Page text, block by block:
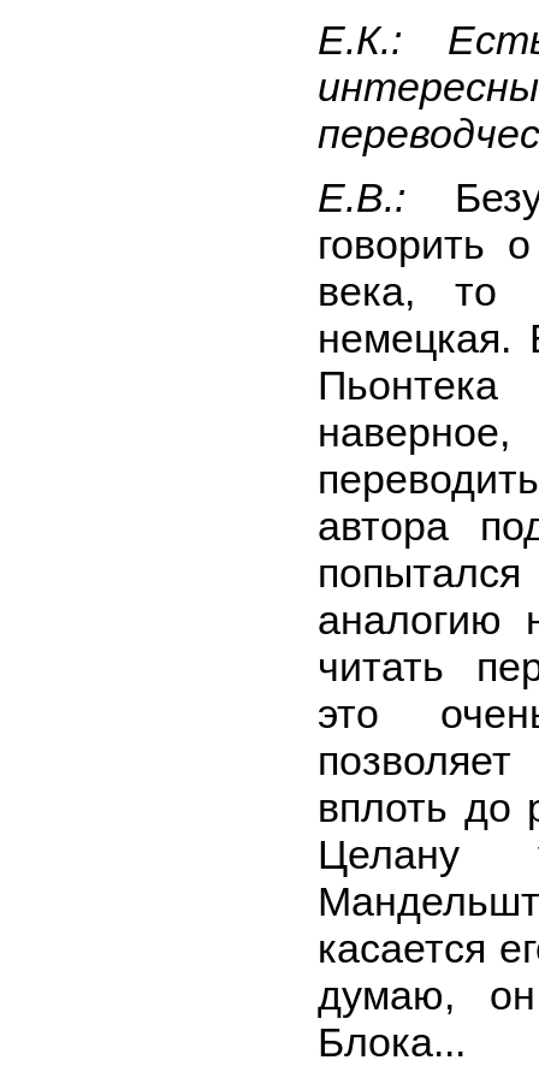
Е.К.:
Е.В.:
говорить
века, то
немецкая.
автора
аналогию
читать
это
вплоть до
Целану
касается
думаю,
Блока...